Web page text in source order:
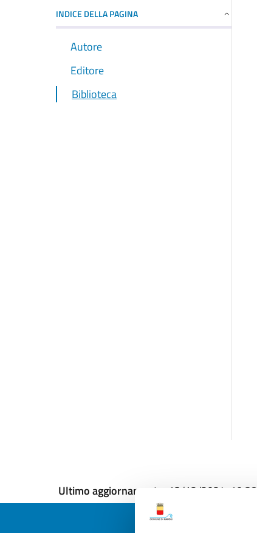
INDICE DELLA PAGINA
Autore
Editore
Biblioteca
Ultimo aggiornamento: 13/12/2024, 10:38